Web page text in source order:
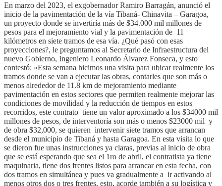
En marzo del 2023, el exgobernador Ramiro Barragán, anunció el
inicio de la pavimentación de la vía Tibaná- Chinavita – Garagoa,
un proyecto donde se invertiría más de $34.000 mil millones de
pesos para el mejoramiento vial y la pavimentación de 11
kilómetros en siete tramos de esa vía. ¿Qué pasó con esas
proyecciones?, le preguntamos al Secretario de Infraestructura del
nuevo Gobierno, Ingeniero Leonardo Álvarez Fonseca, y esto
contestó: «Esta semana hicimos una visita para ubicar realmente los
tramos donde se van a ejecutar las obras, contarles que son más o
menos alrededor de 11.8 km de mejoramiento mediante
pavimentación en estos sectores que permiten realmente mejorar las
condiciones de movilidad y la reducción de tiempos en estos
recorridos, este contrato tiene un valor aproximado a los $34000 mil
millones de pesos, de interventoría son más o menos $23000 mil y
de obra $32,000, se quieren intervenir siete tramos que arrancan
desde el municipio de Tibaná y hasta Garagoa. En esta visita lo que
se dieron fue unas instrucciones ya claras, previas al inicio de obra
que se está esperando que sea el 1ro de abril, el contratista ya tiene
maquinaria, tiene dos frentes listos para arrancar en esta fecha, con
dos tramos en simultánea y pues va gradualmente a ir activando al
menos otros dos o tres frentes, esto, acorde también a su logística y